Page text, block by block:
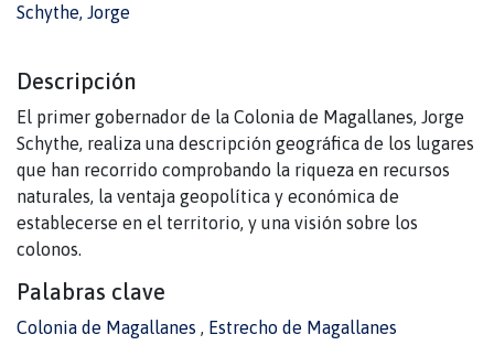
Schythe, Jorge
Descripción
El primer gobernador de la Colonia de Magallanes, Jorge
Schythe, realiza una descripción geográfica de los lugares
que han recorrido comprobando la riqueza en recursos
naturales, la ventaja geopolítica y económica de
establecerse en el territorio, y una visión sobre los
colonos.
Palabras clave
Colonia de Magallanes Estrecho de Magallanes